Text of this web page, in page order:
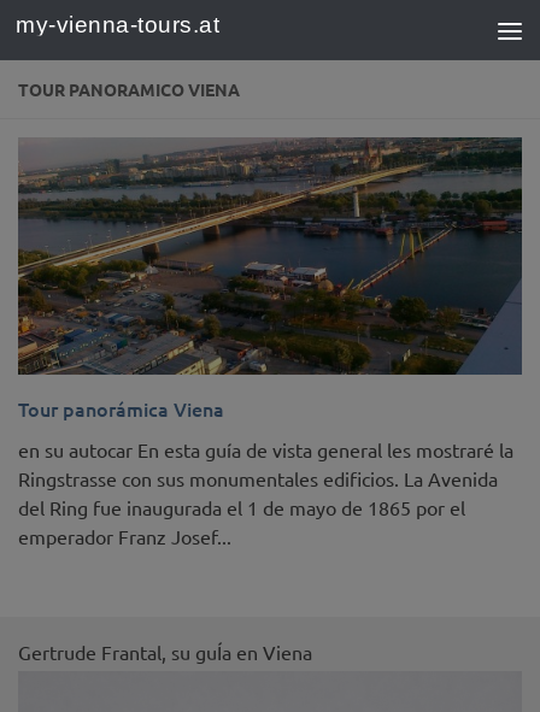
Saltar al contenido
my-vienna-tours.at
TOUR PANORAMICO VIENA
Tour panorámica Viena
en su autocar En esta guía de vista general les mostraré la
Ringstrasse con sus monumentales edificios. La Avenida
del Ring fue inaugurada el 1 de mayo de 1865 por el
emperador Franz Josef...
Gertrude Frantal, su guÍa en Viena